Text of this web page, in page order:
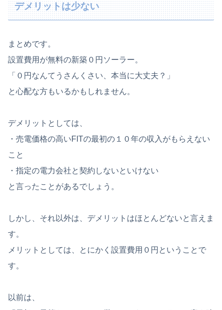
デメリットは少ない
まとめです。
設置費用が無料の新築０円ソーラー。
「０円なんてうさんくさい、本当に大丈夫？」
と心配な方もいるかもしれません。
デメリットとしては、
・売電価格の高いFITの最初の１０年の収入がもらえない
こと
・指定の電力会社と契約しないといけない
と言ったことがあるでしょう。
しかし、それ以外は、デメリットはほとんどないと言えま
す。
メリットとしては、とにかく設置費用０円ということで
す。
以前は、